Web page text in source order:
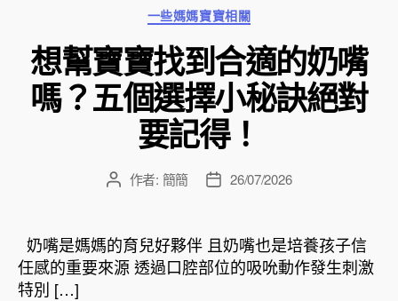
分
類
一些媽媽寶寶相關
想幫寶寶找到合適的奶嘴
嗎？五個選擇小秘訣絕對
要記得！
文
者
作者: 簡簡
文
佈
日
期
26/07/2026
奶嘴是媽媽的育兒好夥伴 且奶嘴也是培養孩子信
任感的重要來源 透過口腔部位的吸吮動作發生刺激
特別 […]